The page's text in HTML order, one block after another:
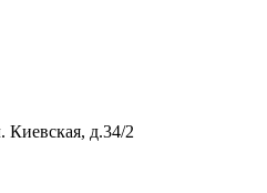
Киевская, д.34/2